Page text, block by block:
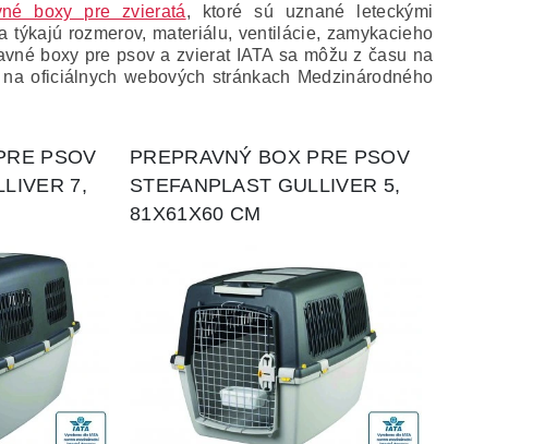
boxy pre zvieratá, ktoré sú uznané leteckými
týkajú rozmerov, materiálu, ventilácie, zamykacieho
boxy pre psov a zvierat IATA sa môžu z času na
oficiálnych webových stránkach Medzinárodného